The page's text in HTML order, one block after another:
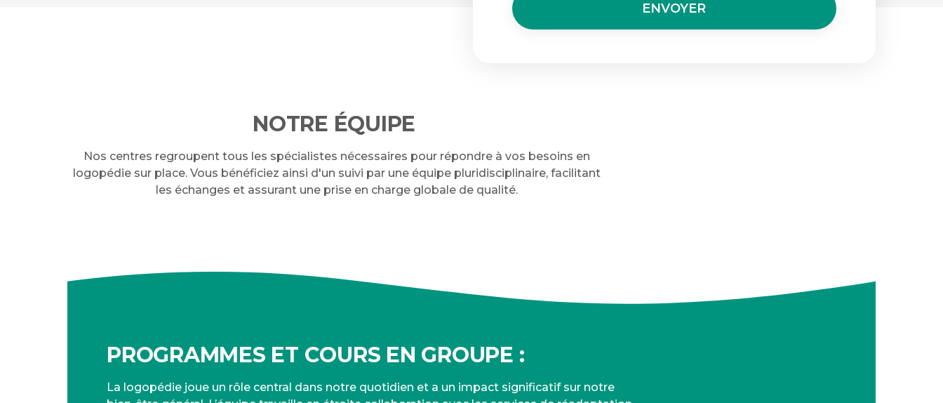
ENVOYER
NOTRE ÉQUIPE
Nos centres regroupent tous les spécialistes nécessaires pour répondre à vos besoins en
logopédie sur place. Vous bénéficiez ainsi d'un suivi par une équipe pluridisciplinaire, facilitant
les échanges et assurant une prise en charge globale de qualité.
PROGRAMMES ET COURS EN GROUPE :
La logopédie joue un rôle central dans notre quotidien et a un impact significatif sur notre